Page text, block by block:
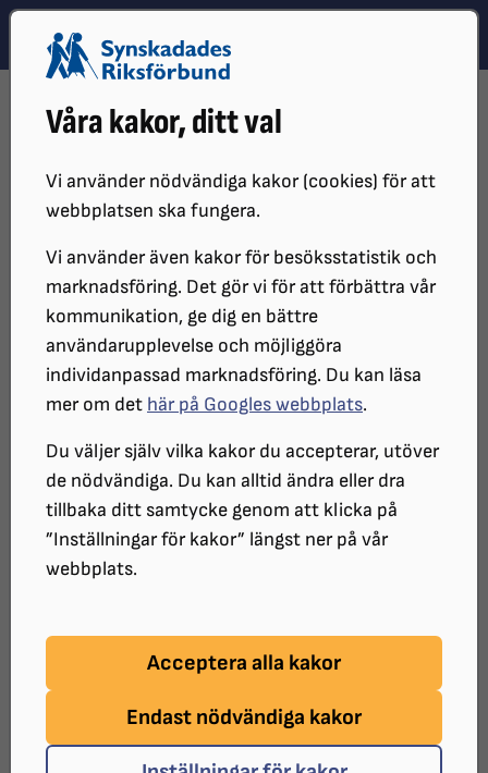
Våra kakor, ditt val
Vi använder nödvändiga kakor (cookies) för att
webbplatsen ska fungera.
Vi använder även kakor för besöksstatistik och
marknadsföring. Det gör vi för att förbättra vår
kommunikation, ge dig en bättre
användarupplevelse och möjliggöra
individanpassad marknadsföring. Du kan läsa
mer om det här på Googles webbplats.
Du väljer själv vilka kakor du accepterar, utöver
de nödvändiga. Du kan alltid ändra eller dra
tillbaka ditt samtycke genom att klicka på
”Inställningar för kakor” längst ner på vår
webbplats.
Acceptera alla kakor
Endast nödvändiga kakor
Hoppa till innehåll
Hoppa till hitta snabbt
DISTRIKT
SRF BOHUSLÄN
LOKALFÖRENINGAR
Aktiviteter
Filtrera
Kategori
Alla
Filtrera
Lerins konstvärld! SRF Uddevalla
2026-09-23 klockan 07:30 - 18:30